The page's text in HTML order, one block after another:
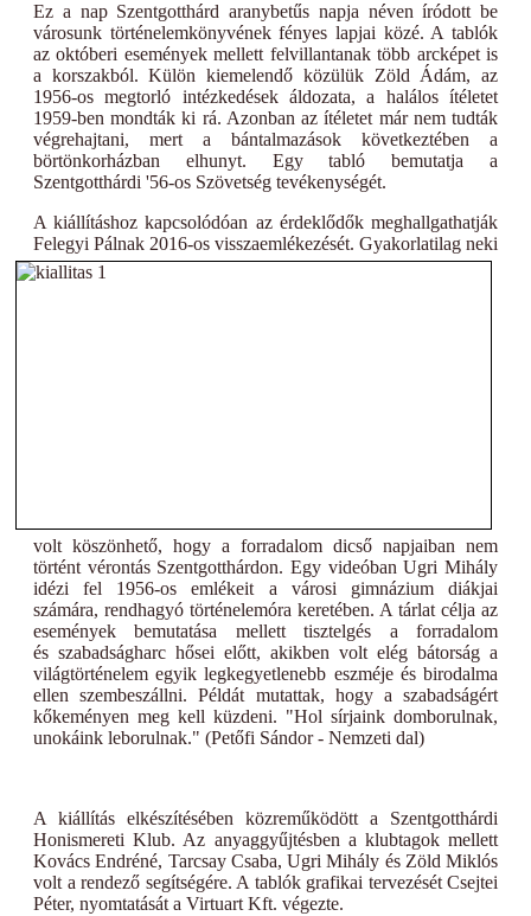
Ez a nap Szentgotthárd aranybetűs napja néven íródott be
városunk történelemkönyvének fényes lapjai közé. A tablók
az októberi események mellett felvillantanak több arcképet is
a korszakból. Külön kiemelendő közülük Zöld Ádám, az
1956-os megtorló intézkedések áldozata, a halálos ítéletet
1959-ben mondták ki rá. Azonban az ítéletet már nem tudták
végrehajtani, mert a bántalmazások következtében a
börtönkorházban elhunyt. Egy tabló bemutatja a
Szentgotthárdi '56-os Szövetség tevékenységét.
A kiállításhoz kapcsolódóan az érdeklődők meghallgathatják
Felegyi Pálnak 2016-os visszaemlékezését. Gyakorlatilag neki
volt köszönhető, hogy a forradalom dicső napjaiban nem
történt vérontás Szentgotthárdon. Egy videóban Ugri Mihály
idézi fel 1956-os emlékeit a városi gimnázium diákjai
számára, rendhagyó történelemóra keretében. A tárlat célja az
események bemutatása mellett tisztelgés a forradalom
és szabadságharc hősei előtt, akikben volt elég bátorság a
világtörténelem egyik legkegyetlenebb eszméje és birodalma
ellen szembeszállni. Példát mutattak, hogy a szabadságért
kőkeményen meg kell küzdeni. "Hol sírjaink domborulnak,
unokáink leborulnak." (Petőfi Sándor - Nemzeti dal)
A kiállítás elkészítésében közreműködött a Szentgotthárdi
Honismereti Klub. Az anyaggyűjtésben a klubtagok mellett
Kovács Endréné, Tarcsay Csaba, Ugri Mihály és Zöld Miklós
volt a rendező segítségére. A tablók grafikai tervezését Csejtei
Péter, nyomtatását a Virtuart Kft. végezte.